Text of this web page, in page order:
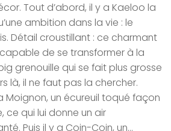
Tout d’abord, il y a Kaeloo la
ambition dans la vie : le
Détail croustillant : ce charmant
de se transformer à la
grenouille qui se fait plus grosse
là, il ne faut pas la chercher.
Moignon, un écureuil toqué façon
ce qui lui donne un air
Puis il y a Coin-Coin, un…